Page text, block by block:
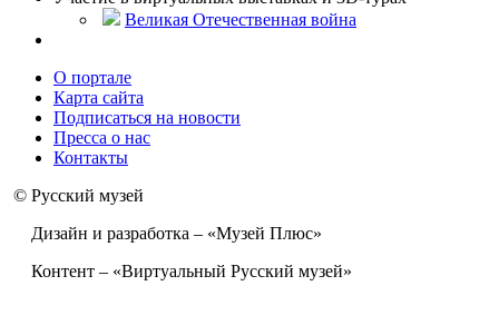
Великая Отечественная война
О портале
Карта сайта
Подписаться на новости
Пресса о нас
Контакты
© Русский музей
Дизайн и разработка – «Музей Плюс»
Контент – «Виртуальный Русский музей»